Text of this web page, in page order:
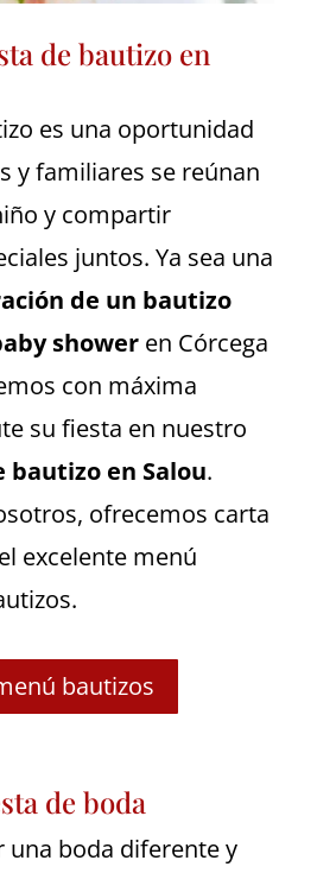
de bautizo en
es una oportunidad
y familiares se reúnan
y compartir
juntos.Ya sea una
de un bautizo
shower en Córcega
con máxima
su fiesta en nuestro
en Salou.
ofrecemos carta
excelente menú
bautizos
de boda
una boda diferente y